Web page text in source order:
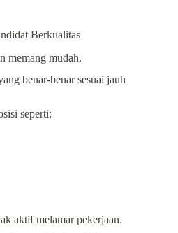
Berkualitas
memang mudah.
benar-benar sesuai jauh
seperti:
aktif melamar pekerjaan.